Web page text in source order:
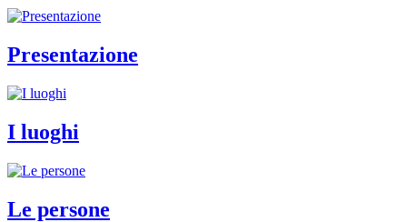
Presentazione
I luoghi
Le persone